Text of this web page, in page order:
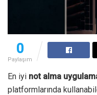
0
Paylaşım
En iyi not alma
platformlarında